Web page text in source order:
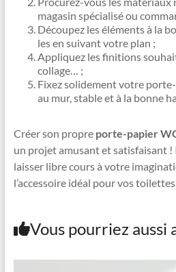
magasin spécialisé ou
Découpez les éléments à la
les en suivant votre plan ;
Appliquez les finitions
collage… ;
Fixez solidement votre
au mur, stable et à la bonne
Créer son propre porte-papier
un projet amusant et satisfaisant !
laisser libre cours à votre
l’accessoire idéal pour vos
Vous pourriez aussi